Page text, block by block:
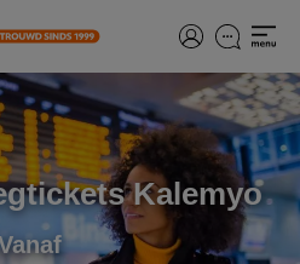
Kalemyo